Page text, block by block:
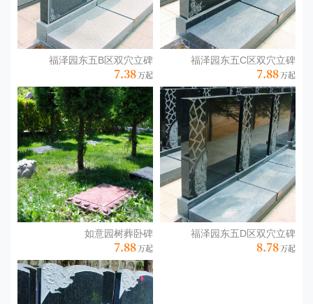
福泽园东五B区双穴立碑
7.38
福泽园东五C区双穴立碑
7.88
如意园树葬卧碑
7.88
福泽园东五D区双穴立碑
8.78